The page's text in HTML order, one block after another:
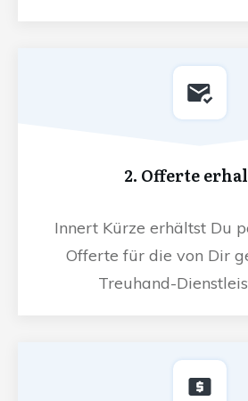
2. Offerte
Innert Kürze erhältst Du
Offerte für die von Dir
Treuhand-